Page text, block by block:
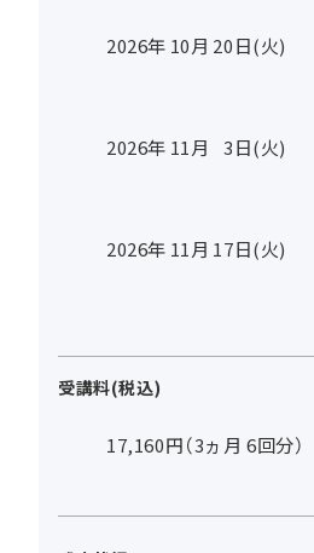
2026年 10月 20日(火)
2026年 11月 3日(火)
2026年 11月 17日(火)
受講料(税込)
17,160円（3ヵ月 6回分）